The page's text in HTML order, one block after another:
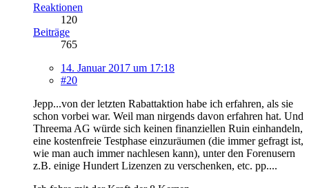
Reaktionen
120
Beiträge
765
14. Januar 2017 um 17:18
#20
Jepp...von der letzten Rabattaktion habe ich erfahren, als sie
schon vorbei war. Weil man nirgends davon erfahren hat. Und
Threema AG würde sich keinen finanziellen Ruin einhandeln,
eine kostenfreie Testphase einzuräumen (die immer gefragt ist,
wie man auch immer nachlesen kann), unter den Forenusern
z.B. einige Hundert Lizenzen zu verschenken, etc. pp....